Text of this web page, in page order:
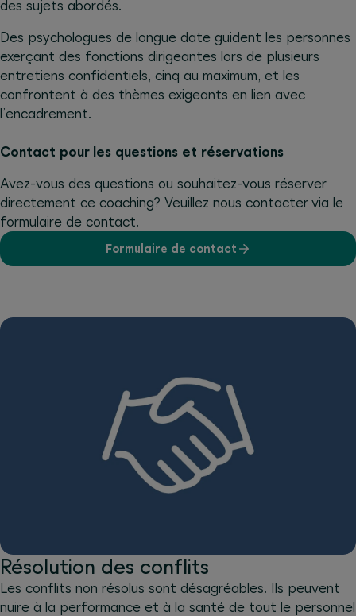
des sujets abordés.
Des psychologues de longue date guident les personnes
exerçant des fonctions dirigeantes lors de plusieurs
entretiens confidentiels, cinq au maximum, et les
confrontent à des thèmes exigeants en lien avec
l’encadrement.
Contact pour les questions et réservations
Avez-vous des questions ou souhaitez-vous réserver
directement ce coaching? Veuillez nous contacter via le
formulaire de contact.
Formulaire de contact
Résolution des conflits
Les conflits non résolus sont désagréables. Ils peuvent
nuire à la performance et à la santé de tout le personnel